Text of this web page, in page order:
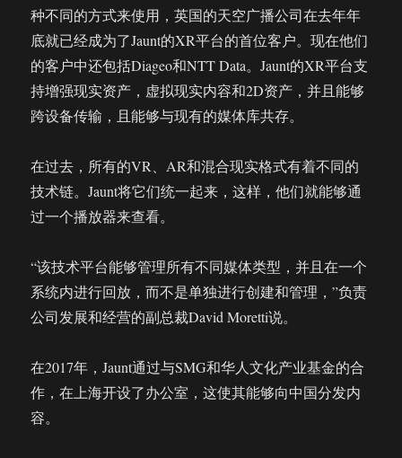
种不同的方式来使用，英国的天空广播公司在去年年
底就已经成为了Jaunt的XR平台的首位客户。现在他们
的客户中还包括Diageo和NTT Data。Jaunt的XR平台支
持增强现实资产，虚拟现实内容和2D资产，并且能够
跨设备传输，且能够与现有的媒体库共存。
在过去，所有的VR、AR和混合现实格式有着不同的
技术链。Jaunt将它们统一起来，这样，他们就能够通
过一个播放器来查看。
“该技术平台能够管理所有不同媒体类型，并且在一个
系统内进行回放，而不是单独进行创建和管理，”负责
公司发展和经营的副总裁David Moretti说。
在2017年，Jaunt通过与SMG和华人文化产业基金的合
作，在上海开设了办公室，这使其能够向中国分发内
容。